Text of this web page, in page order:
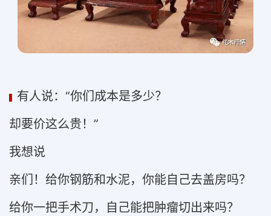
有人说：“你们成本是多少？
却要价这么贵！”
我想说
亲们！给你钢筋和水泥，你能自己去盖房吗？
给你一把手术刀，自己能把肿瘤切出来吗？